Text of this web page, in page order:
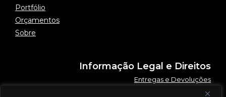
Portfólio
Orçamentos
Sobre
Informação Legal e Direitos
Entregas e Devoluções
Política de Privacidade